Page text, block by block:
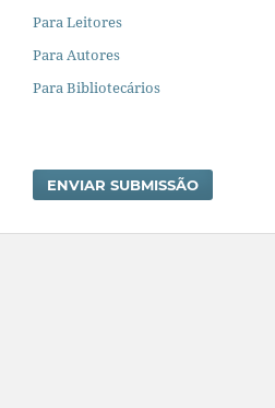
Para Leitores
Para Autores
Para Bibliotecários
ENVIAR SUBMISSÃO